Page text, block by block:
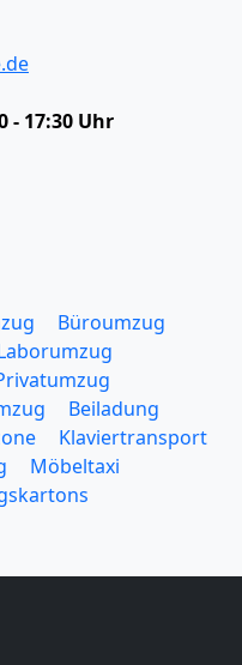
- 17:30 Uhr
Büroumzug
Beiladung
Klaviertransport
Möbeltaxi